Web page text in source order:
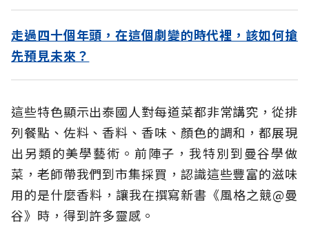
走過四十個年頭，在這個劇變的時代裡，該如何搶
先預見未來？
這些特色顯示出泰國人對每道菜都非常講究，從排
列餐點、佐料、香料、香味、顏色的調和，都展現
出另類的美學藝術。前陣子，我特別到曼谷學做
菜，老師帶我們到市集採買，認識這些豐富的滋味
用的是什麼香料，讓我在撰寫新書《風格之競@曼
谷》時，得到許多靈感。